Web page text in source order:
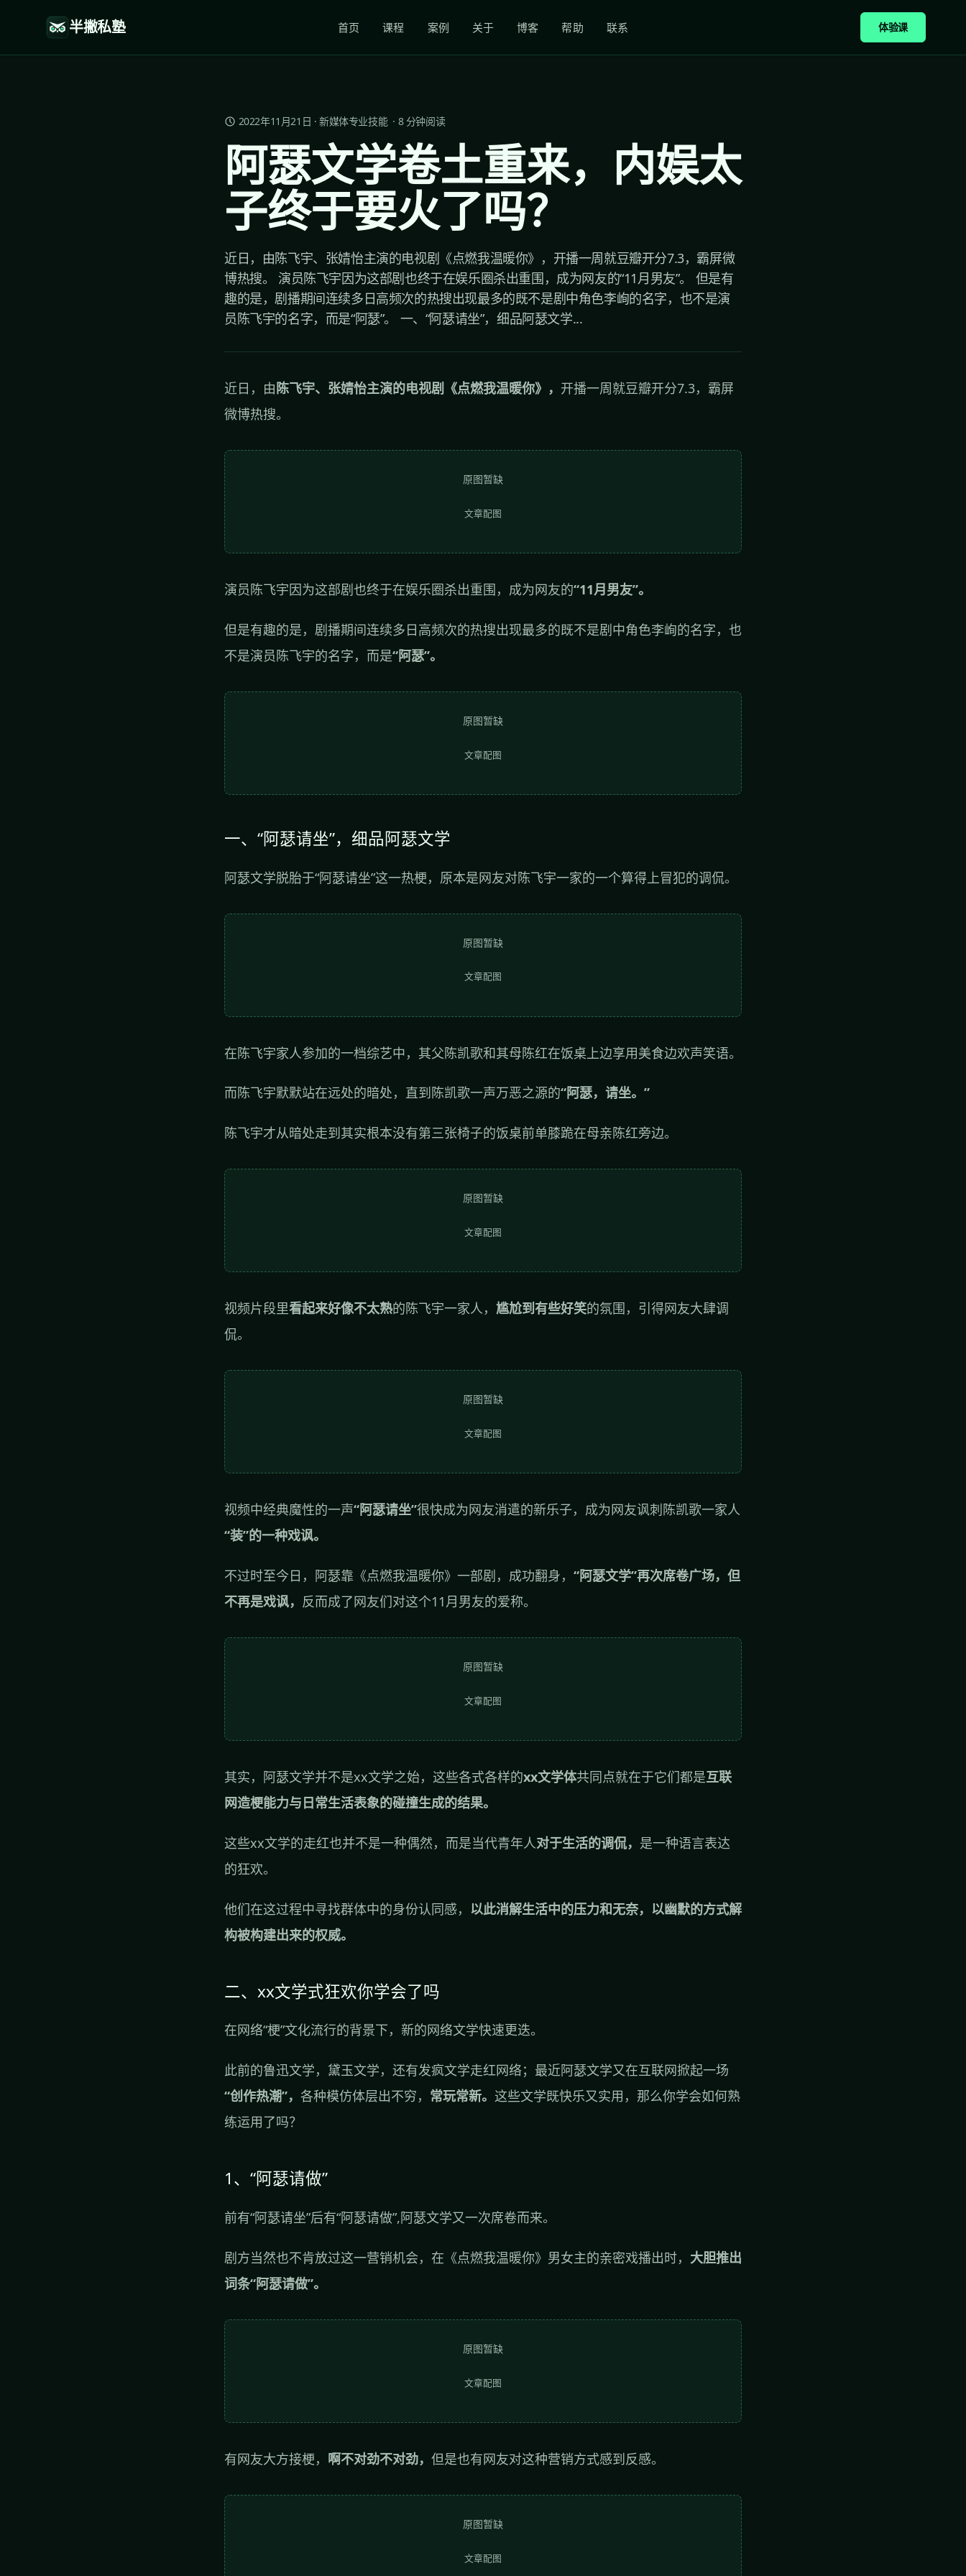
半撇私塾 首页 课程 案例 关于 博客 帮助 联系 体验课
2022年11月21日 ·新媒体专业技能· 8分钟阅读
阿瑟文学卷土重来，内娱太
子终于要火了吗？
近日，由陈飞宇、张婧怡主演的电视剧《点燃我温暖你》，开播一周就豆瓣开分7.3，霸屏微
博热搜。 演员陈飞宇因为这部剧也终于在娱乐圈杀出重围，成为网友的“11月男友”。 但是有
趣的是，剧播期间连续多日高频次的热搜出现最多的既不是剧中角色李峋的名字，也不是演
员陈飞宇的名字，而是“阿瑟”。 一、“阿瑟请坐”，细品阿瑟文学...
近日，由陈飞宇、张婧怡主演的电视剧《点燃我温暖你》， 开播一周就豆瓣开分7.3，霸屏
微博热搜。
原图暂缺
文章配图
演员陈飞宇因为这部剧也终于在娱乐圈杀出重围，成为网友的“11月男友”。
但是有趣的是，剧播期间连续多日高频次的热搜出现最多的既不是剧中角色李峋的名字，也
不是演员陈飞宇的名字，而是“阿瑟”。
原图暂缺
文章配图
一、“阿瑟请坐”，细品阿瑟文学
阿瑟文学脱胎于“阿瑟请坐”这一热梗，原本是网友对陈飞宇一家的一个算得上冒犯的调侃。
原图暂缺
文章配图
在陈飞宇家人参加的一档综艺中，其父陈凯歌和其母陈红在饭桌上边享用美食边欢声笑语。
而陈飞宇默默站在远处的暗处，直到陈凯歌一声万恶之源的“阿瑟，请坐。”
陈飞宇才从暗处走到其实根本没有第三张椅子的饭桌前单膝跪在母亲陈红旁边。
原图暂缺
文章配图
视频片段里看起来好像不太熟的陈飞宇一家人， 尴尬到有些好笑的氛围，引得网友大肆调
侃。
原图暂缺
文章配图
视频中经典魔性的一声“阿瑟请坐”很快成为网友消遣的新乐子，成为网友讽刺陈凯歌一家人
“装”的一种戏讽。
不过时至今日，阿瑟靠《点燃我温暖你》一部剧，成功翻身， “阿瑟文学”再次席卷广场，但
不再是戏讽， 反而成了网友们对这个11月男友的爱称。
原图暂缺
文章配图
其实，阿瑟文学并不是xx文学之始，这些各式各样的xx文学体共同点就在于它们都是互联
网造梗能力与日常生活表象的碰撞生成的结果。
这些xx文学的走红也并不是一种偶然，而是当代青年人对于生活的调侃， 是一种语言表达
的狂欢。
他们在这过程中寻找群体中的身份认同感， 以此消解生活中的压力和无奈，以幽默的方式解
构被构建出来的权威。
二、xx文学式狂欢你学会了吗
在网络“梗”文化流行的背景下，新的网络文学快速更迭。
此前的鲁迅文学，黛玉文学，还有发疯文学走红网络；最近阿瑟文学又在互联网掀起一场
“创作热潮”， 各种模仿体层出不穷， 常玩常新。 这些文学既快乐又实用，那么你学会如何熟
练运用了吗？
1、“阿瑟请做”
前有“阿瑟请坐”后有“阿瑟请做”,阿瑟文学又一次席卷而来。
剧方当然也不肯放过这一营销机会，在《点燃我温暖你》男女主的亲密戏播出时， 大胆推出
词条“阿瑟请做”。
原图暂缺
文章配图
有网友大方接梗， 啊不对劲不对劲， 但是也有网友对这种营销方式感到反感。
原图暂缺
文章配图